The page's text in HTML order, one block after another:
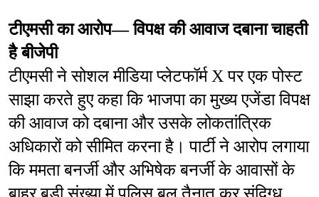
टीएमसी का आरोप— विपक्ष की आवाज दबाना चाहती
है बीजेपी
टीएमसी ने सोशल मीडिया प्लेटफॉर्म X पर एक पोस्ट
साझा करते हुए कहा कि भाजपा का मुख्य एजेंडा विपक्ष
की आवाज को दबाना और उसके लोकतांत्रिक
अधिकारों को सीमित करना है। पार्टी ने आरोप लगाया
कि ममता बनर्जी और अभिषेक बनर्जी के आवासों के